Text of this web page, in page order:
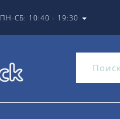
ПН-СБ: 10:40 - 19:30